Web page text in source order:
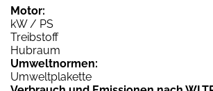
Motor:
kW / PS
Treibstoff
Hubraum
Umweltnormen:
Umweltplakette